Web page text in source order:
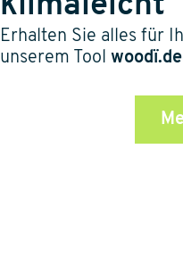
Erhalten Sie alles für
unserem Tool